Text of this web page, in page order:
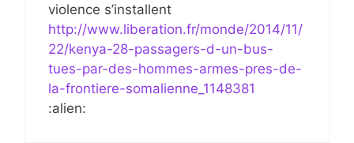
violence s’installent
http://www.liberation.fr/monde/2014/11/
22/kenya-28-passagers-d-un-bus-
tues-par-des-hommes-armes-pres-de-
la-frontiere-somalienne_1148381
:alien: